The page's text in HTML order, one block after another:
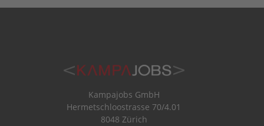
Kampajobs GmbH
Hermetschloostrasse 70/4.01
8048 Zürich